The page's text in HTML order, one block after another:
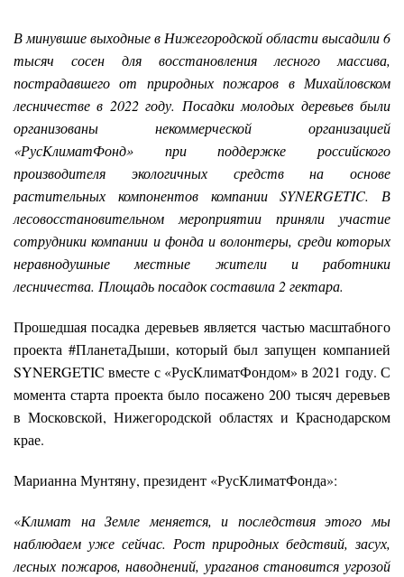
В минувшие выходные в Нижегородской области высадили 6
тысяч сосен для восстановления лесного массива,
пострадавшего от природных пожаров в Михайловском
лесничестве в 2022 году. Посадки молодых деревьев были
организованы некоммерческой организацией
«РусКлиматФонд» при поддержке российского
производителя экологичных средств на основе
растительных компонентов компании SYNERGETIC. В
лесовосстановительном мероприятии приняли участие
сотрудники компании и фонда и волонтеры, среди которых
неравнодушные местные жители и работники
лесничества. Площадь посадок составила 2 гектара.
Прошедшая посадка деревьев является частью масштабного
проекта #ПланетаДыши, который был запущен компанией
SYNERGETIC вместе с «РусКлиматФондом» в 2021 году. С
момента старта проекта было посажено 200 тысяч деревьев
в Московской, Нижегородской областях и Краснодарском
крае.
Марианна Мунтяну, президент «РусКлиматФонда»:
«Климат на Земле меняется, и последствия этого мы
наблюдаем уже сейчас. Рост природных бедствий, засух,
лесных пожаров, наводнений, ураганов становится угрозой